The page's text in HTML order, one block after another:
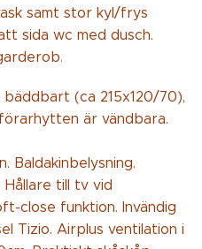
samt stor kyl/frys
sida wc med dusch.
.
(ca 215x120/70),
är vändbara.
Baldakinbelysning.
till tv vid
close funktion. Invändig
Tizio. Airplus ventilation i